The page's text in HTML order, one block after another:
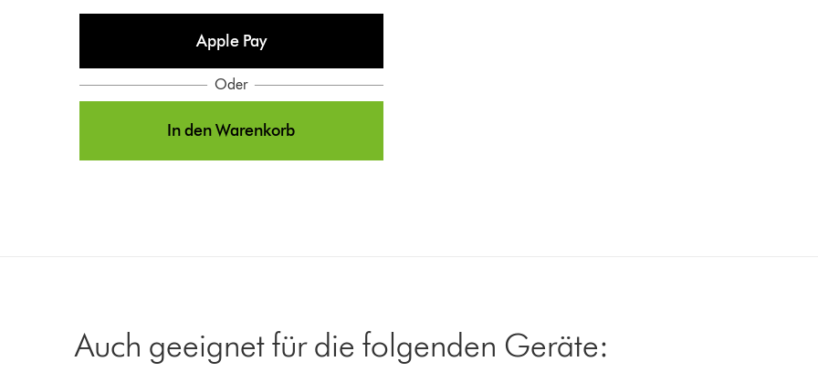
Apple Pay
Oder
In den Warenkorb
Auch geeignet für die folgenden Geräte: